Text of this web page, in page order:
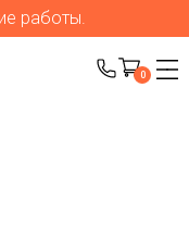
работы.
0